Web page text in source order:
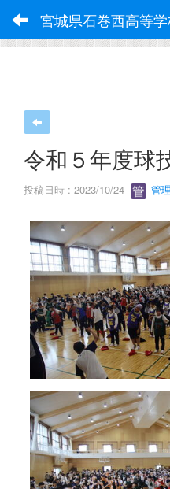
宮城県石巻西高等
令和５年度球
投稿日時 : 2023/10/24 管